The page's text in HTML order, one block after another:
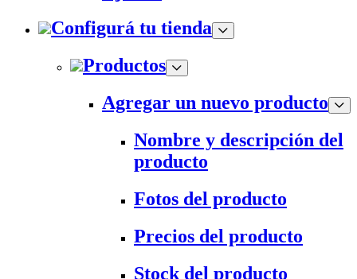
Configurá tu tienda
Productos
Agregar un nuevo producto
Nombre y descripción del
producto
Fotos del producto
Precios del producto
Stock del producto